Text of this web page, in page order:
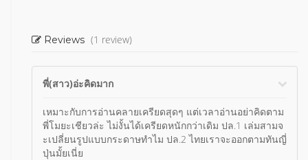
Reviews (1 review)
พี่(สาว)อ่ะคิดมาก
เหมาะกับการอ่านคลายเครียดสุดๆ แต่เวลาอ่านอย่าคิดตาม
พี่โมยะเชียวล่ะ ไม่งั้นได้เครียดหนักกว่าเดิม ปล.1 เล่มสามจ
ะเปลี่ยนรูปแบบกระดาษทำไม ปล.2 ไทยเราจะออกตามทันญี่
ปุ่นมั้ยเนี่ย